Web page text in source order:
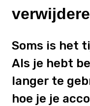
Soms is het
Als je hebt
langer te
hoe je je